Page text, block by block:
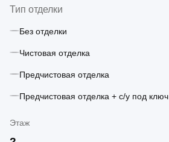
Тип отделки
Без отделки
Чистовая отделка
Предчистовая отделка
Предчистовая отделка + с/у под ключ
Этаж